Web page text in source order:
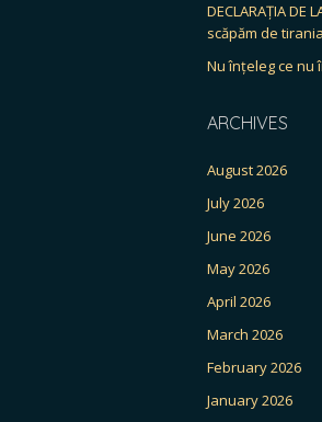
DECLARAȚIA DE
scăpăm de
Nu înțeleg ce nu
ARCHIVES
August 2026
July 2026
June 2026
May 2026
April 2026
March 2026
February 2026
January 2026